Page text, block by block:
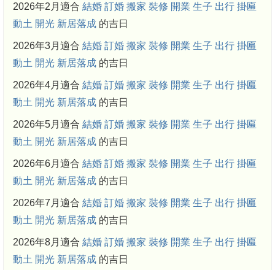
2026年2月適合 結婚 訂婚 搬家 裝修 開業 生子 出行 掛匾
動土 開光 新居落成 的吉日
2026年3月適合 結婚 訂婚 搬家 裝修 開業 生子 出行 掛匾
動土 開光 新居落成 的吉日
2026年4月適合 結婚 訂婚 搬家 裝修 開業 生子 出行 掛匾
動土 開光 新居落成 的吉日
2026年5月適合 結婚 訂婚 搬家 裝修 開業 生子 出行 掛匾
動土 開光 新居落成 的吉日
2026年6月適合 結婚 訂婚 搬家 裝修 開業 生子 出行 掛匾
動土 開光 新居落成 的吉日
2026年7月適合 結婚 訂婚 搬家 裝修 開業 生子 出行 掛匾
動土 開光 新居落成 的吉日
2026年8月適合 結婚 訂婚 搬家 裝修 開業 生子 出行 掛匾
動土 開光 新居落成 的吉日